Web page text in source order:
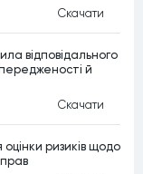
Скачати
відповідального
й
Скачати
оцінки ризиків щодо